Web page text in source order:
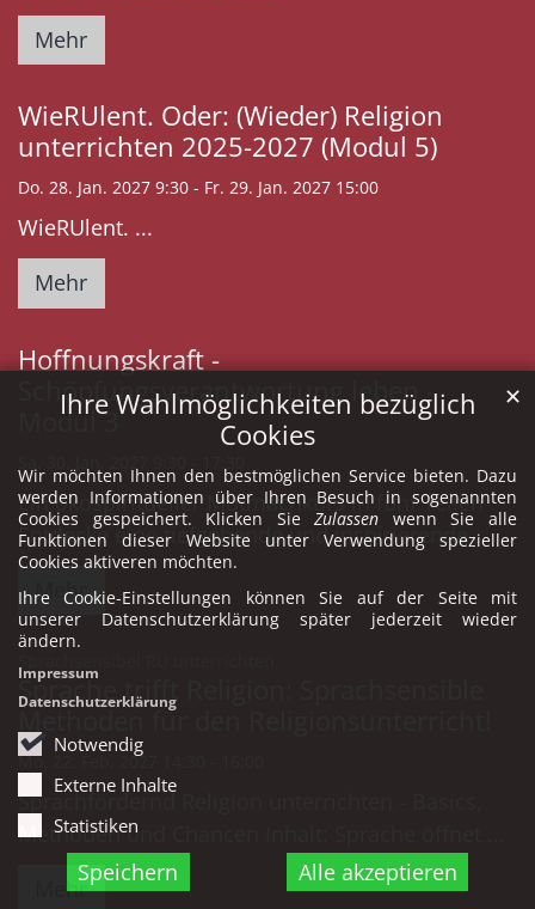
Ihre Wahlmöglichkeiten bezüglich
Cookies
Wir möchten Ihnen den bestmöglichen Service bieten. Dazu
werden Informationen über Ihren Besuch in sogenannten
Cookies gespeichert. Klicken SieZulassen wenn Sie alle
Funktionen dieser Website unter Verwendung spezieller
Cookies aktiveren möchten.
Ihre Cookie-Einstellungen können Sie auf der Seite mit
unserer Datenschutzerklärung später jederzeit wieder
ändern.
Notwendig
Externe Inhalte
Statistiken
Speichern Alle akzeptieren
✕
Impressum
Datenschutzerklärung
Mehr
WieRUlent. Oder: (Wieder) Religion
unterrichten 2025-2027 (Modul 5)
Do. 28. Jan. 2027 9:30 - Fr. 29. Jan. 2027 15:00
WieRUlent. ...
Mehr
Hoffnungskraft -
Schöpfungsverantwortung leben -
Modul 3
Ein ökospiritueller Mutmachkurs in fünf Teilen
Entdecke eine tiefgehende und inspirierende ...
Mehr
Sprache trifft Religion: Sprachsensible
Methoden für den Religionsunterricht!
Mo. 22. Feb. 2027 14:30 - 16:00
Sprachfördernd Religion unterrichten - Basics,
Methoden und Chancen Inhalt: Sprache öffnet ...
Mehr